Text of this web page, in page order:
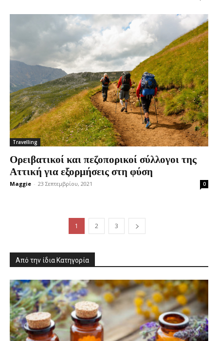
Travelling
Ορειβατικοί και πεζοπορικοί σύλλογοι της
Αττική για εξορμήσεις στη φύση
Maggie - 23 Σεπτεμβρίου, 2021 0
1 2 3
Από την ίδια Κατηγορία